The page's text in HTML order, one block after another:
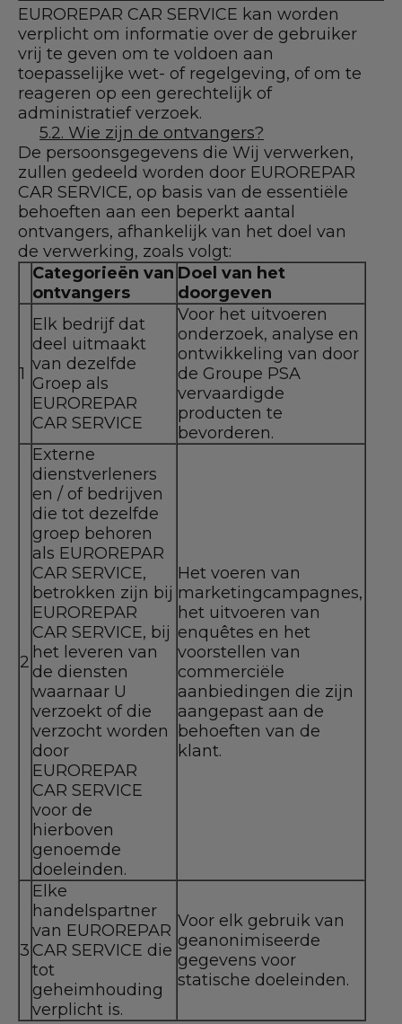
EUROREPAR CAR SERVICE kan worden
verplicht om informatie over de gebruiker
vrij te geven om te voldoen aan
toepasselijke wet- of regelgeving, of om te
reageren op een gerechtelijk of
administratief verzoek.
5.2. Wie zijn de ontvangers?
De persoonsgegevens die Wij verwerken,
zullen gedeeld worden door EUROREPAR
CAR SERVICE, op basis van de essentiële
behoeften aan een beperkt aantal
ontvangers, afhankelijk van het doel van
de verwerking, zoals volgt:
Categorieën van
ontvangers
Doel van het
doorgeven
1
Elk bedrijf dat
deel uitmaakt
van dezelfde
Groep als
EUROREPAR
CAR SERVICE
Voor het uitvoeren
onderzoek, analyse en
ontwikkeling van door
de Groupe PSA
vervaardigde
producten te
bevorderen.
2
Externe
dienstverleners
en / of bedrijven
die tot dezelfde
groep behoren
als EUROREPAR
CAR SERVICE,
betrokken zijn bij
EUROREPAR
CAR SERVICE, bij
het leveren van
de diensten
waarnaar U
verzoekt of die
verzocht worden
door
EUROREPAR
CAR SERVICE
voor de
hierboven
genoemde
doeleinden.
Het voeren van
marketingcampagnes,
het uitvoeren van
enquêtes en het
voorstellen van
commerciële
aanbiedingen die zijn
aangepast aan de
behoeften van de
klant.
3
Elke
handelspartner
van EUROREPAR
CAR SERVICE die
tot
geheimhouding
verplicht is.
Voor elk gebruik van
geanonimiseerde
gegevens voor
statische doeleinden.